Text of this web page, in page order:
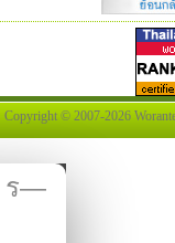
Copyright © 2007-2026
ร—